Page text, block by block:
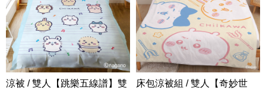
涼被 / 雙人【跳樂五線譜】雙
床包涼被組 / 雙人【奇妙世